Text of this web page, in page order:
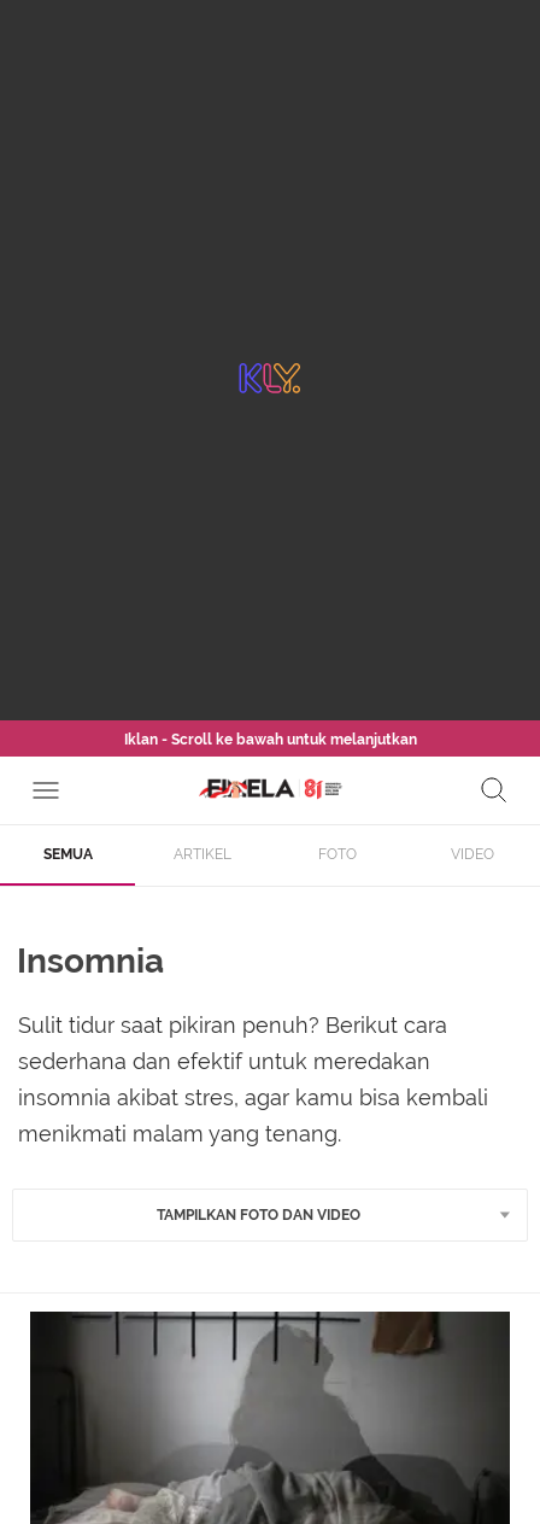
Iklan - Scroll ke bawah untuk melanjutkan
SEMUA ARTIKEL FOTO VIDEO
Insomnia
Sulit tidur saat pikiran penuh? Berikut cara
sederhana dan efektif untuk meredakan
insomnia akibat stres, agar kamu bisa kembali
menikmati malam yang tenang.
TAMPILKAN FOTO DAN VIDEO